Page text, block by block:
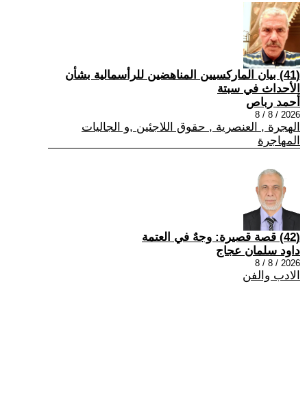
(41) بيان الماركسيين المناهضين للرأسمالية بشأن
الأحداث في سبتة
أحمد رباص
2026 / 8 / 8
الهجرة , العنصرية , حقوق اللاجئين ,و الجاليات
المهاجرة
(42) قصة قصيرة: وجهٌ في العتمة
داود سلمان عجاج
2026 / 8 / 8
الادب والفن